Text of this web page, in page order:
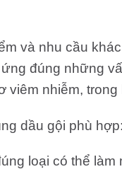
và nhu cầu
đúng những
viêm nhiễm,
dầu gội phù hợp:
loại có thể